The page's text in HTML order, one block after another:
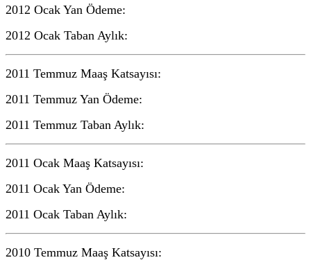
2012 Ocak Yan Ödeme:
2012 Ocak Taban Aylık:
2011 Temmuz Maaş Katsayısı:
2011 Temmuz Yan Ödeme:
2011 Temmuz Taban Aylık:
2011 Ocak Maaş Katsayısı:
2011 Ocak Yan Ödeme:
2011 Ocak Taban Aylık:
2010 Temmuz Maaş Katsayısı: